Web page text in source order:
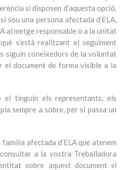
si disposen d’aquesta opció.
sou una persona afectada d’ELA,
al metge responsable o a la unitat
s’està realitzant el seguiment
siguin coneixedors de la voluntat
el document de forma visible a la
el tinguin els representants, els
sempre a sobre, per si passa un
afectada d’ELA que atenem
a la vostra Treballadora
sobre aquest document si